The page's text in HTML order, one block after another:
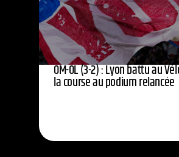
OM-OL (3-2) : Lyon battu au
la course au podium relancée